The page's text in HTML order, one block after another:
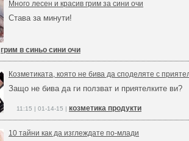
Много лесен и красив грим за сини очи
Става за минути!
грим в синьо сини очи
Козметиката, която не бива да споделяте с
Защо не бива да ги ползват и приятелките ви?
11:15 | 01-14-15 | козметика продукти
10 тайни как да изглеждате по-млади